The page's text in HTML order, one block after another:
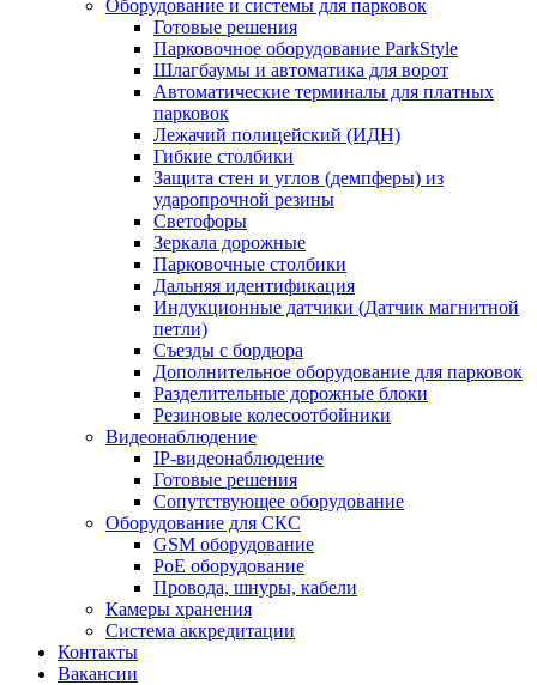
Оборудование и системы для парковок
Готовые решения
Парковочное оборудование ParkStyle
Шлагбаумы и автоматика для ворот
Автоматические терминалы для платных
парковок
Лежачий полицейский (ИДН)
Гибкие столбики
Защита стен и углов (демпферы) из
ударопрочной резины
Светофоры
Зеркала дорожные
Парковочные столбики
Дальняя идентификация
Индукционные датчики (Датчик магнитной
петли)
Съезды с бордюра
Дополнительное оборудование для парковок
Разделительные дорожные блоки
Резиновые колесоотбойники
Видеонаблюдение
IP-видеонаблюдение
Готовые решения
Сопутствующее оборудование
Оборудование для СКС
GSM оборудование
PoE оборудование
Провода, шнуры, кабели
Камеры хранения
Система аккредитации
Контакты
Вакансии